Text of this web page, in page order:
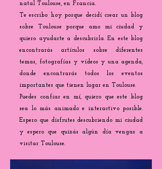
natal Toulouse, en Francia.
Te escribo hoy porque decidí crear un blog
sobre Toulouse porque amo mi ciudad y
quiero ayudarte a descubrirla. En este blog
encontrarás artículos sobre diferentes
temas, fotografías y vídeos y una agenda,
donde encontrarás todos los eventos
importantes que tienen lugar en Toulouse.
Puedes confiar en mí, quiero que este blog
sea lo más animado e interactivo posible.
Espero que disfrutes descubriendo mi ciudad
y espero que quizás algún día vengas a
visitar Toulouse.